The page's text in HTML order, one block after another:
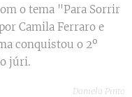
o tema "Para Sorrir
Camila Ferraro e
conquistou o 2º
júri.
Daniela Pinto